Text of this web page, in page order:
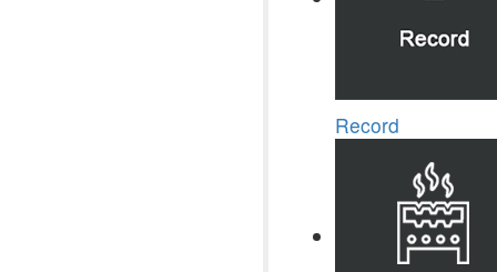
Record